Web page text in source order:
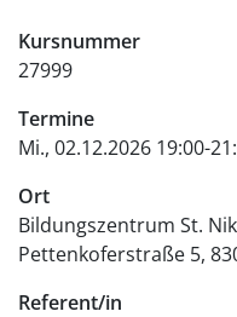
Kursnummer
27999
Termine
Mi., 02.12.2026 19:00-
Ort
Bildungszentrum St.
Pettenkoferstraße 5
Referent/in